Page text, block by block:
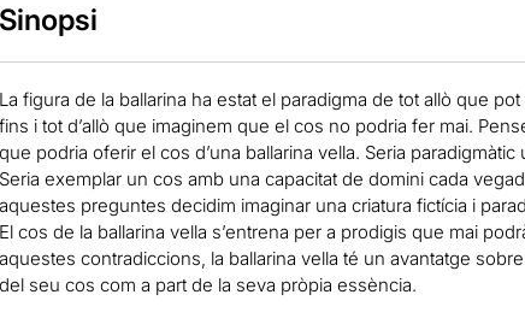
Sinopsi
La figura de la ballarina ha estat el paradigma de tot allò que
fins i tot d’allò que imaginem que el cos no podria fer mai.
que podria oferir el cos d’una ballarina vella. Seria
Seria exemplar un cos amb una capacitat de domini cada
aquestes preguntes decidim imaginar una criatura fictícia i
El cos de la ballarina vella s’entrena per a prodigis que mai
aquestes contradiccions, la ballarina vella té un avantatge
del seu cos com a part de la seva pròpia essència.